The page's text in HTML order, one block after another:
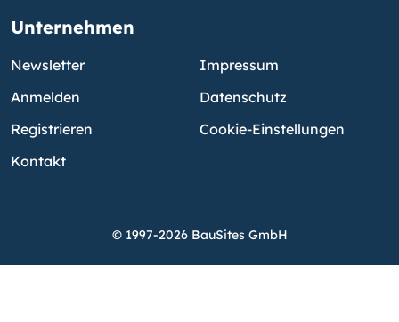
Unternehmen
Newsletter
Anmelden
Registrieren
Kontakt
Impressum
Datenschutz
Cookie-Einstellungen
© 1997-2026 BauSites GmbH